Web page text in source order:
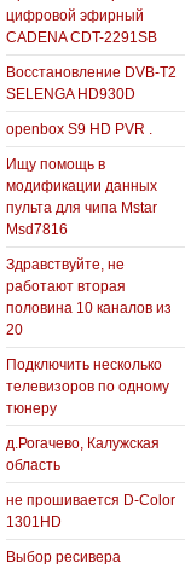
цифровой эфирный
CADENA CDT-2291SB
Восстановление DVB-T2
SELENGA HD930D
openbox S9 HD PVR .
Ищу помощь в
модификации данных
пульта для чипа Mstar
Msd7816
Здравствуйте, не
работают вторая
половина 10 каналов из
20
Подключить несколько
телевизоров по одному
тюнеру
д.Рогачево, Калужская
область
не прошивается D-Color
1301HD
Выбор ресивера